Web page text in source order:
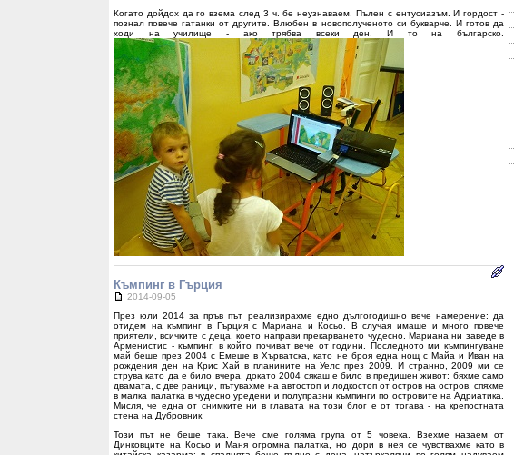
Когато дойдох да го взема след 3 ч. бе неузнаваем. Пълен с ентусиазъм. И гордост -
познал повече гатанки от другите. Влюбен в новополученото си букварче. И готов да
ходи на училище - ако трябва всеки ден. И то на българско.
Къмпинг в Гърция
2014-09-05
През юли 2014 за пръв път реализирахме едно дългогодишно вече намерение: да
отидем на къмпинг в Гърция с Мариана и Косьо. В случая имаше и много повече
приятели, всичките с деца, което направи прекарването чудесно. Мариана ни заведе в
Арменистис - къмпинг, в който почиват вече от години. Последното ми къмпингуване
май беше през 2004 с Емеше в Хърватска, като не броя една нощ с Майа и Иван на
рождения ден на Крис Хай в планините на Уелс през 2009. И странно, 2009 ми се
струва като да е било вчера, докато 2004 сякаш е било в предишен живот: бяхме само
двамата, с две раници, пътувахме на автостоп и лодкостоп от остров на остров, спяхме
в малка палатка в чудесно уредени и полупразни къмпинги по островите на Адриатика.
Мисля, че една от снимките ни в главата на този блог е от тогава - на крепостната
стена на Дубровник.
Този път не беше така. Вече сме голяма група от 5 човека. Взехме назаем от
Динковците на Косьо и Маня огромна палатка, но дори в нея се чувствахме като в